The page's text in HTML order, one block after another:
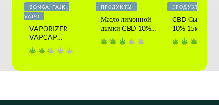
BONGA, FAJKI,
VAPO
VAPORIZER
VAPCAP
DYNAVAP
ПРОДУКТЫ
Масло лимонной
дымки CBD 10%
15 мл
ПРОДУКТЫ
CBD Сырое
10% 15мл